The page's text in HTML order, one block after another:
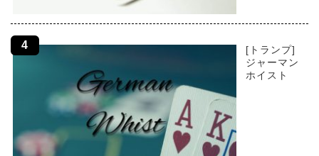
[トランプ]
ジャーマン
ホイスト